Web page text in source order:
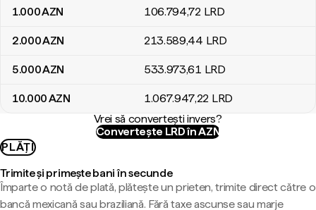
1.000AZN 106.794,72 LRD
2.000AZN 213.589,44 LRD
5.000AZN 533.973,61 LRD
10.000AZN 1.067.947,22 LRD
Vrei să convertești invers?
Convertește LRD în AZN
PLĂȚI
Trimite și primește bani în secunde
Împarte o notă de plată, plătește un prieten, trimite direct către o
bancă mexicană sau braziliană. Fără taxe ascunse sau marje